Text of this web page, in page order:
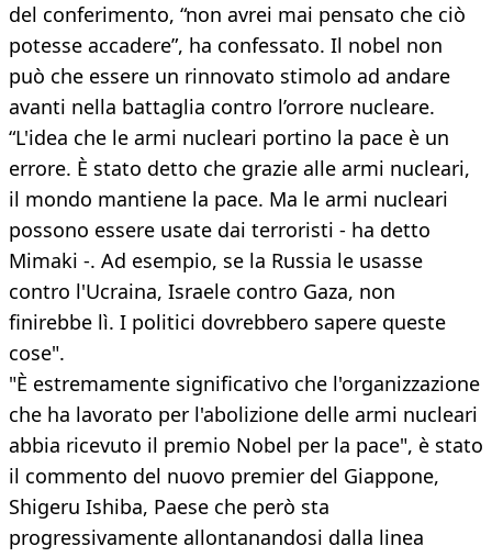
del conferimento, “non avrei mai pensato che ciò
potesse accadere”, ha confessato. Il nobel non
può che essere un rinnovato stimolo ad andare
avanti nella battaglia contro l’orrore nucleare.
“L'idea che le armi nucleari portino la pace è un
errore. È stato detto che grazie alle armi nucleari,
il mondo mantiene la pace. Ma le armi nucleari
possono essere usate dai terroristi - ha detto
Mimaki -. Ad esempio, se la Russia le usasse
contro l'Ucraina, Israele contro Gaza, non
finirebbe lì. I politici dovrebbero sapere queste
cose".
"È estremamente significativo che l'organizzazione
che ha lavorato per l'abolizione delle armi nucleari
abbia ricevuto il premio Nobel per la pace", è stato
il commento del nuovo premier del Giappone,
Shigeru Ishiba, Paese che però sta
progressivamente allontanandosi dalla linea